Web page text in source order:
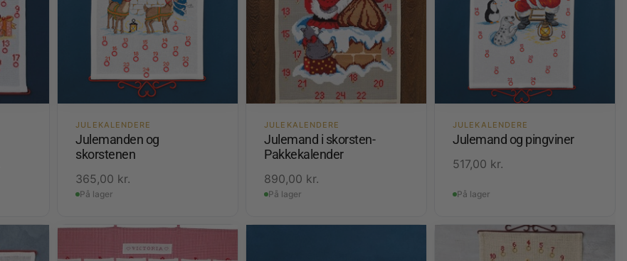
JULEKALENDERE
Julemanden og
skorstenen
365,00 kr.
På lager
JULEKALENDERE
Julemand i skorsten-
Pakkekalender
890,00 kr.
På lager
JULEKALENDERE
Julemand og pingviner
517,00 kr.
På lager